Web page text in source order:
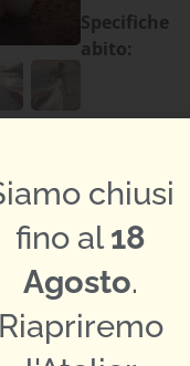
Specifiche
abito:
chiusi
fino al18
Agosto.
Riapriremo